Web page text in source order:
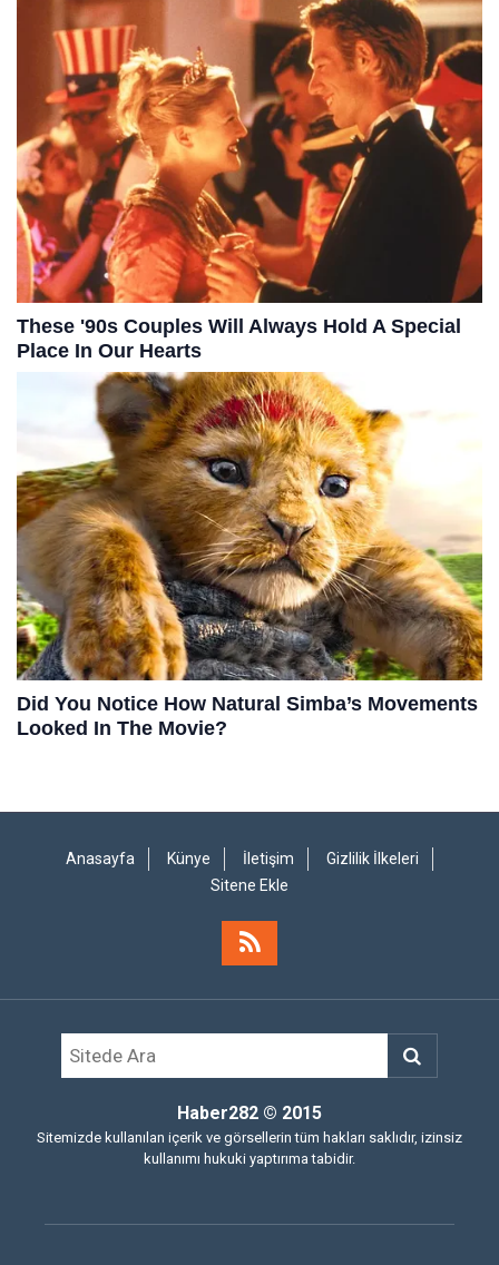
Anasayfa Künye İletişim
Gizlilik İlkeleri
Sitene Ekle
Haber282 © 2015
Sitemizde kullanılan içerik ve görsellerin tüm hakları saklıdır, izinsiz
kullanımı hukuki yaptırıma tabidir.